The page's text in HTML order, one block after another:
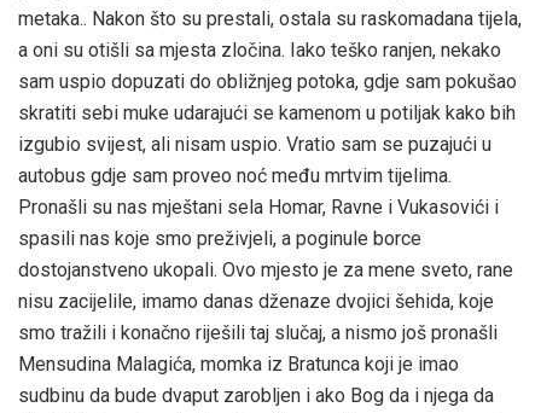
metaka.. Nakon što su prestali, ostala su raskomadana tijela,
a oni su otišli sa mjesta zločina. Iako teško ranjen, nekako
sam uspio dopuzati do obližnjeg potoka, gdje sam pokušao
skratiti sebi muke udarajući se kamenom u potiljak kako bih
izgubio svijest, ali nisam uspio. Vratio sam se puzajući u
autobus gdje sam proveo noć među mrtvim tijelima.
Pronašli su nas mještani sela Homar, Ravne i Vukasovići i
spasili nas koje smo preživjeli, a poginule borce
dostojanstveno ukopali. Ovo mjesto je za mene sveto, rane
nisu zacijelile, imamo danas dženaze dvojici šehida, koje
smo tražili i konačno riješili taj slučaj, a nismo još pronašli
Mensudina Malagića, momka iz Bratunca koji je imao
sudbinu da bude dvaput zarobljen i ako Bog da i njega da